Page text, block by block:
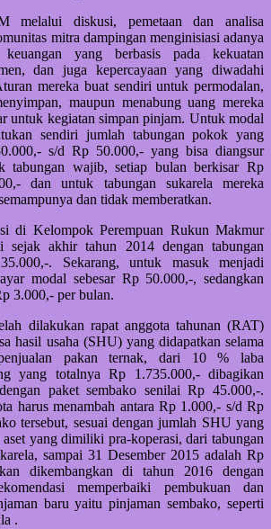
melalui diskusi, pemetaan dan analisa
mitra dampingan menginisiasi adanya
keuangan yang berbasis pada kekuatan
dan juga kepercayaan yang diwadahi
mereka buat sendiri untuk permodalan,
maupun menabung uang mereka
untuk kegiatan simpan pinjam. Untuk modal
sendiri jumlah tabungan pokok yang
s/d Rp 50.000,- yang bisa diangsur
tabungan wajib, setiap bulan berkisar Rp
dan untuk tabungan sukarela mereka
dan tidak memberatkan.
di Kelompok Perempuan Rukun Makmur
sejak akhir tahun 2014 dengan tabungan
. Sekarang, untuk masuk menjadi
modal sebesar Rp 50.000,-, sedangkan
3.000,- per bulan.
dilakukan rapat anggota tahunan (RAT)
hasil usaha (SHU) yang didapatkan selama
pakan ternak, dari 10 % laba
yang totalnya Rp 1.735.000,- dibagikan
paket sembako senilai Rp 45.000,-.
harus menambah antara Rp 1.000,- s/d Rp
tersebut, sesuai dengan jumlah SHU yang
yang dimiliki pra-koperasi, dari tabungan
sampai 31 Desember 2015 adalah Rp
dikembangkan di tahun 2016 dengan
memperbaiki pembukuan dan
baru yaitu pinjaman sembako, seperti
.